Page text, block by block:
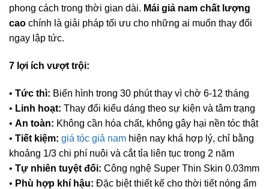
phong cách trong thời gian dài. Mái giả nam chất lượng
cao chính là giải pháp tối ưu cho những ai muốn thay đổi
ngay lập tức.
7 lợi ích vượt trội:
• Tức thì: Biến hình trong 30 phút thay vì chờ 6-12 tháng
• Linh hoạt: Thay đổi kiểu dáng theo sự kiện và tâm trạng
• An toàn: Không cần hóa chất, không gây hại nền tóc thật
• Tiết kiệm: giá tóc giả nam hiện nay khá hợp lý, chỉ bằng
khoảng 1/3 chi phí nuôi và cắt tỉa liên tục trong 2 năm
• Tự nhiên tuyệt đối: Công nghệ Super Thin Skin 0.03mm
• Phù hợp khí hậu: Đặc biệt thiết kế cho thời tiết nóng ẩm